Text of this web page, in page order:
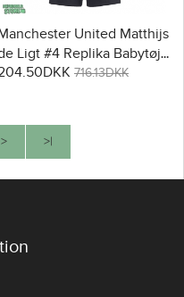
United Matthijs
Ligt #4 Replika Babytøj
sæt Børn 2025-26
716.13DKK
> >|